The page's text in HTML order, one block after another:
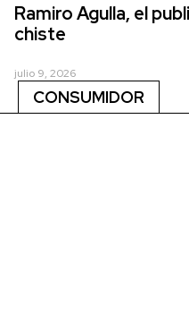
Ramiro Agulla, el
chiste
julio 9, 2026
CONSUMIDOR